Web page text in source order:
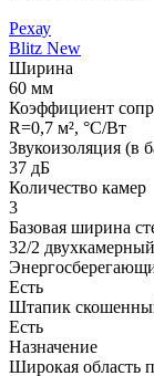
Рехау
Blitz New
Ширина
60 мм
Коэффициент
R=0,7 м², °С/Вт
Звукоизоляция (в
37 дБ
Количество камер
3
Базовая ширина
32/2
Есть
Штапик
Есть
Назначение
Широкая область